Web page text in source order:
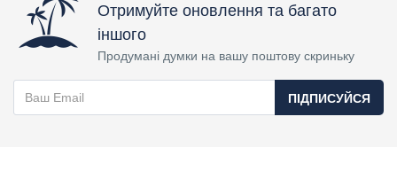
Отримуйте оновлення та багато
іншого
Продумані думки на вашу поштову скриньку
ПІДПИСУЙСЯ